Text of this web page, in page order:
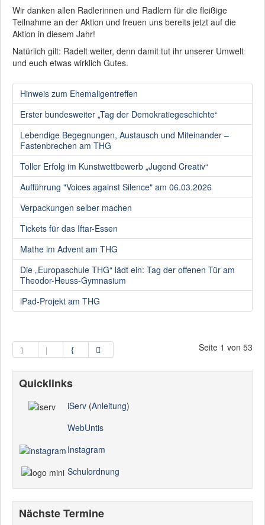
Wir danken allen Radlerinnen und Radlern für die fleißige
Teilnahme an der Aktion und freuen uns bereits jetzt auf die
Aktion in diesem Jahr!
Natürlich gilt: Radelt weiter, denn damit tut ihr unserer Umwelt
und euch etwas wirklich Gutes.
Hinweis zum Ehemaligentreffen
Erster bundesweiter „Tag der Demokratiegeschichte“
Lebendige Begegnungen, Austausch und Miteinander –
Fastenbrechen am THG
Toller Erfolg im Kunstwettbewerb „Jugend Creativ“
Aufführung "Voices against Silence" am 06.03.2026
Verpackungen selber machen
Tickets für das Iftar-Essen
Mathe im Advent am THG
Die „Europaschule THG“ lädt ein: Tag der offenen Tür am
Theodor-Heuss-Gymnasium
iPad-Projekt am THG
Seite 1 von 53
Quicklinks
iServ (Anleitung)
WebUntis
Instagram
Schulordnung
Nächste Termine